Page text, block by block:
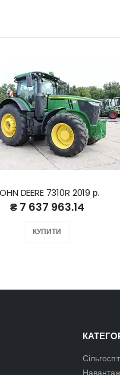
DEERE 7310R 2019 р.
₴ 7 637 963.14
КУПИТИ